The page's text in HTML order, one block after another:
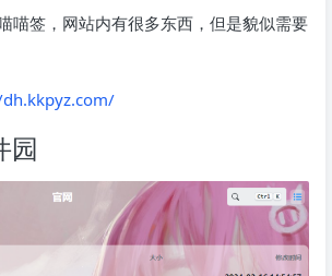
喵签，网站内有很多东西，但是貌似需要
园